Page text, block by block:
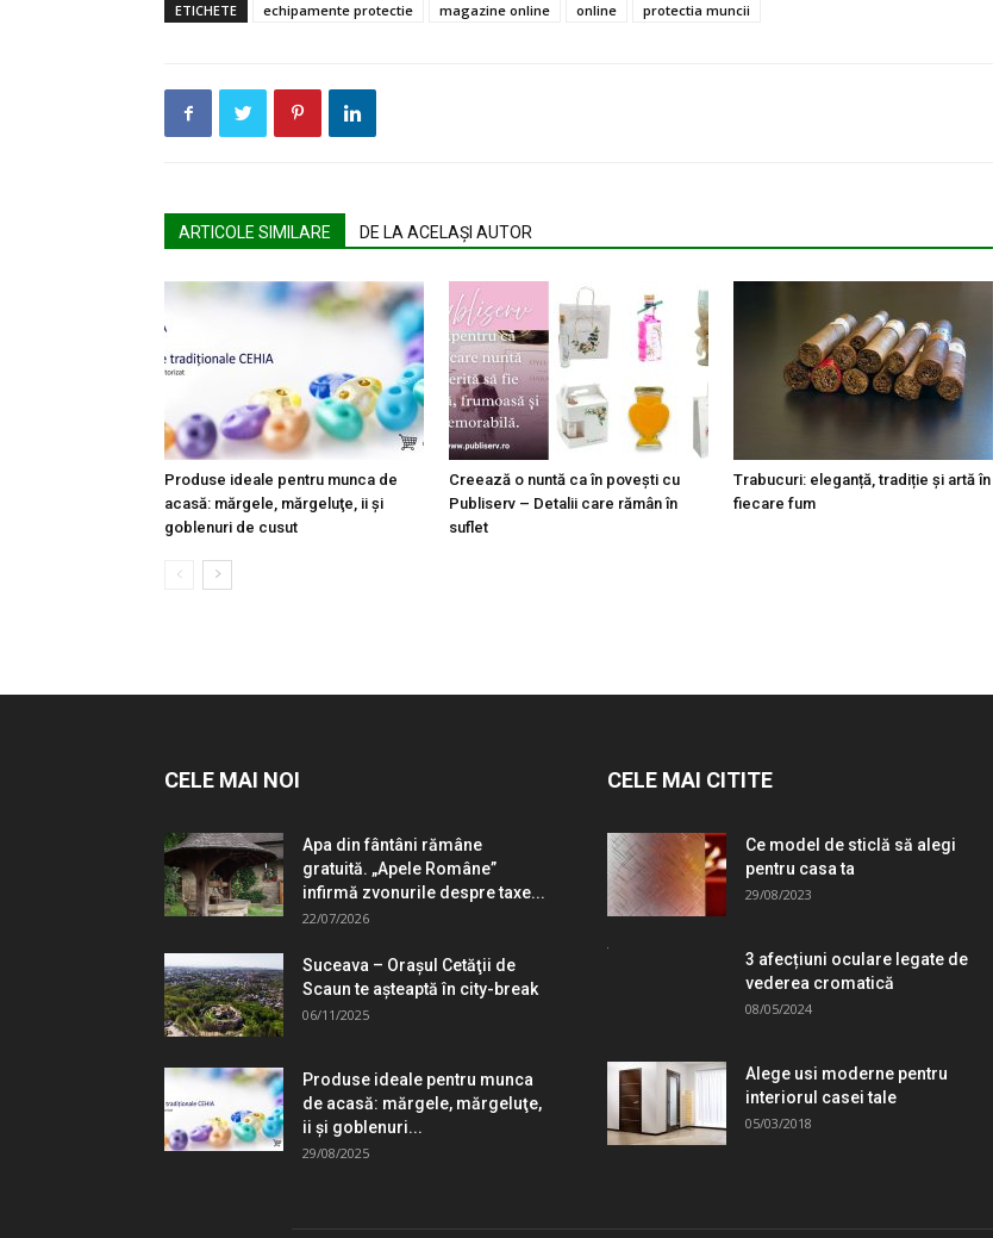
ETICHETE echipamente protectie magazine online online protectia muncii
ARTICOLE SIMILARE DE LA ACELAȘI AUTOR
Produse ideale pentru munca de
acasă: mărgele, mărgeluţe, ii şi
goblenuri de cusut
Creează o nuntă ca în poveşti cu
Publiserv – Detalii care rămân în
suflet
Trabucuri: eleganță, tradiție și artă în
fiecare fum
CELE MAI NOI
Apa din fântâni rămâne
gratuită. „Apele Române”
infirmă zvonurile despre taxe...
22/07/2026
Suceava – Oraşul Cetăţii de
Scaun te aşteaptă în city-break
06/11/2025
Produse ideale pentru munca
de acasă: mărgele, mărgeluţe,
ii şi goblenuri...
29/08/2025
CELE MAI CITITE
Ce model de sticlă să alegi
pentru casa ta
29/08/2023
3 afecțiuni oculare legate de
vederea cromatică
08/05/2024
Alege usi moderne pentru
interiorul casei tale
05/03/2018